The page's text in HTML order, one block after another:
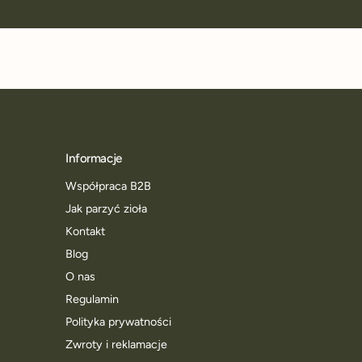
Informacje
Współpraca B2B
Jak parzyć zioła
Kontakt
Blog
O nas
Regulamin
Polityka prywatności
Zwroty i reklamacje